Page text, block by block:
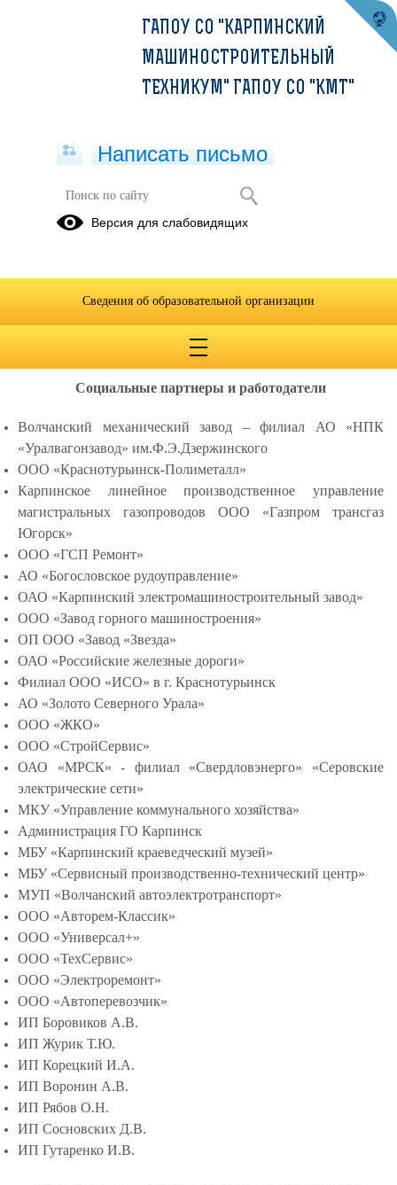
Социальное партнерство
01.09.2021
Ccылка на видео
Социальные партнеры и работодатели
Волчанский механический завод – филиал АО «НПК
«Уралвагонзавод» им.Ф.Э.Дзержинского
ООО «Краснотурьинск-Полиметалл»
Карпинское линейное производственное управление
магистральных газопроводов ООО «Газпром трансгаз
Югорск»
ООО «ГСП Ремонт»
АО «Богословское рудоуправление»
ОАО «Карпинский электромашиностроительный завод»
ООО «Завод горного машиностроения»
ОП ООО «Завод «Звезда»
ОАО «Российские железные дороги»
Филиал ООО «ИСО» в г. Краснотурьинск
АО «Золото Северного Урала»
ООО «ЖКО»
ООО «СтройСервис»
ОАО «МРСК» - филиал «Свердловэнерго» «Серовские
электрические сети»
МКУ «Управление коммунального хозяйства»
Администрация ГО Карпинск
МБУ «Карпинский краеведческий музей»
МБУ «Сервисный производственно-технический центр»
МУП «Волчанский автоэлектротранспорт»
ООО «Авторем-Классик»
ООО «Универсал+»
ООО «ТехСервис»
ООО «Электроремонт»
ООО «Автоперевозчик»
ИП Боровиков А.В.
ИП Журик Т.Ю.
ИП Корецкий И.А.
ИП Воронин А.В.
ИП Рябов О.Н.
ИП Сосновских Д.В.
ИП Гутаренко И.В.
ГАПОУ СО "КАРПИНСКИЙ
МАШИНОСТРОИТЕЛЬНЫЙ
ТЕХНИКУМ" ГАПОУ СО "КМТ"
Написать письмо
Версия для слабовидящих
Сведения об образовательной организации